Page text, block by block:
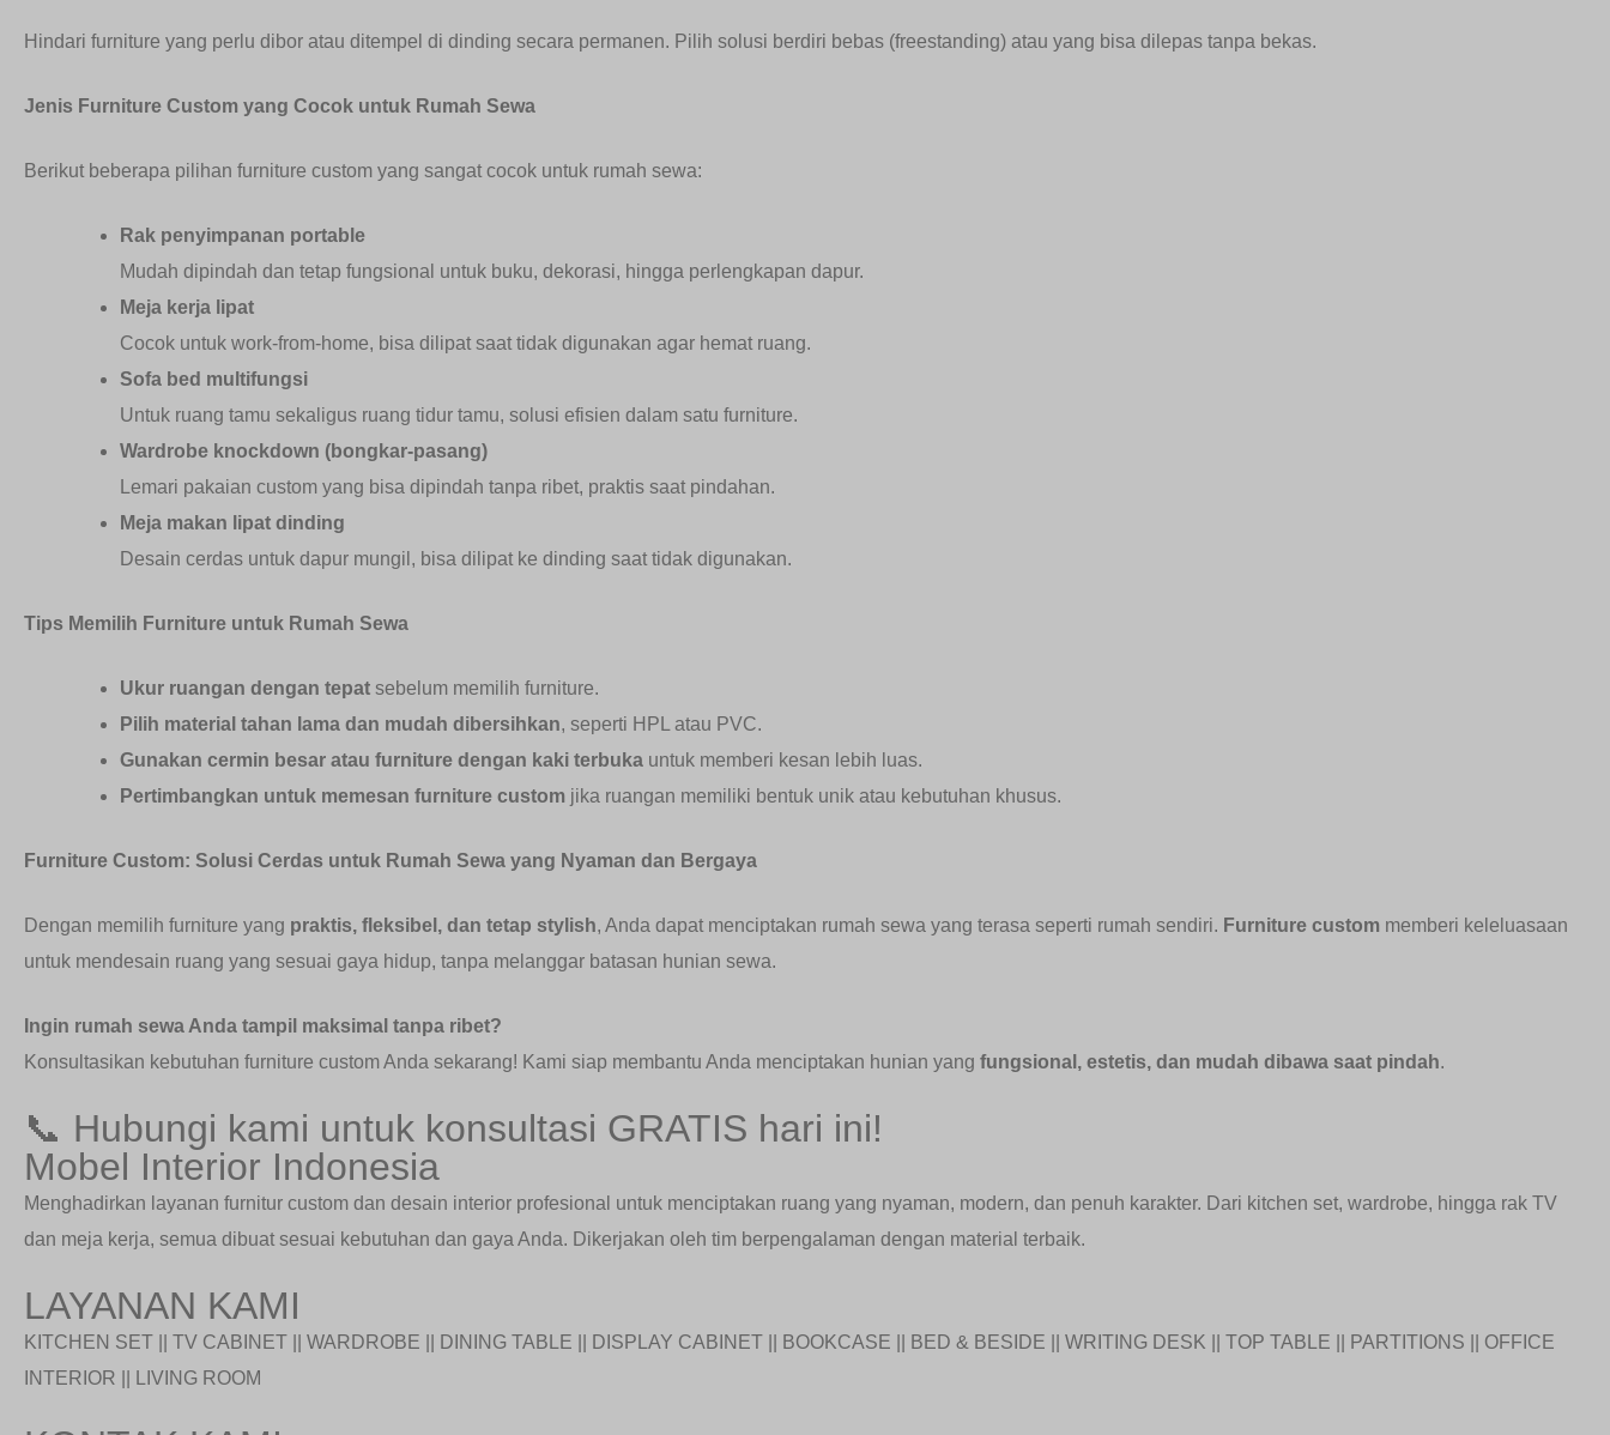
Hindari furniture yang perlu dibor atau ditempel di dinding secara permanen. Pilih solusi berdiri bebas (freestanding) atau yang bisa dilepas tanpa bekas.
Jenis Furniture Custom yang Cocok untuk Rumah Sewa
Berikut beberapa pilihan furniture custom yang sangat cocok untuk rumah sewa:
Rak penyimpanan portable
Mudah dipindah dan tetap fungsional untuk buku, dekorasi, hingga perlengkapan dapur.
Meja kerja lipat
Cocok untuk work-from-home, bisa dilipat saat tidak digunakan agar hemat ruang.
Sofa bed multifungsi
Untuk ruang tamu sekaligus ruang tidur tamu, solusi efisien dalam satu furniture.
Wardrobe knockdown (bongkar-pasang)
Lemari pakaian custom yang bisa dipindah tanpa ribet, praktis saat pindahan.
Meja makan lipat dinding
Desain cerdas untuk dapur mungil, bisa dilipat ke dinding saat tidak digunakan.
Tips Memilih Furniture untuk Rumah Sewa
Ukur ruangan dengan tepat sebelum memilih furniture.
Pilih material tahan lama dan mudah dibersihkan, seperti HPL atau PVC.
Gunakan cermin besar atau furniture dengan kaki terbuka untuk memberi kesan lebih luas.
Pertimbangkan untuk memesan furniture custom jika ruangan memiliki bentuk unik atau kebutuhan khusus.
Furniture Custom: Solusi Cerdas untuk Rumah Sewa yang Nyaman dan Bergaya
Dengan memilih furniture yang praktis, fleksibel, dan tetap stylish, Anda dapat menciptakan rumah sewa yang terasa seperti rumah sendiri. Furniture custom memberi keleluasaan
untuk mendesain ruang yang sesuai gaya hidup, tanpa melanggar batasan hunian sewa.
Ingin rumah sewa Anda tampil maksimal tanpa ribet?
Konsultasikan kebutuhan furniture custom Anda sekarang! Kami siap membantu Anda menciptakan hunian yang fungsional, estetis, dan mudah dibawa saat pindah.
📞 Hubungi kami untuk konsultasi GRATIS hari ini!
Mobel Interior Indonesia
Menghadirkan layanan furnitur custom dan desain interior profesional untuk menciptakan ruang yang nyaman, modern, dan penuh karakter. Dari kitchen set, wardrobe, hingga rak TV
dan meja kerja, semua dibuat sesuai kebutuhan dan gaya Anda. Dikerjakan oleh tim berpengalaman dengan material terbaik.
LAYANAN KAMI
KITCHEN SET || TV CABINET || WARDROBE || DINING TABLE || DISPLAY CABINET || BOOKCASE || BED & BESIDE || WRITING DESK || TOP TABLE || PARTITIONS || OFFICE
INTERIOR || LIVING ROOM